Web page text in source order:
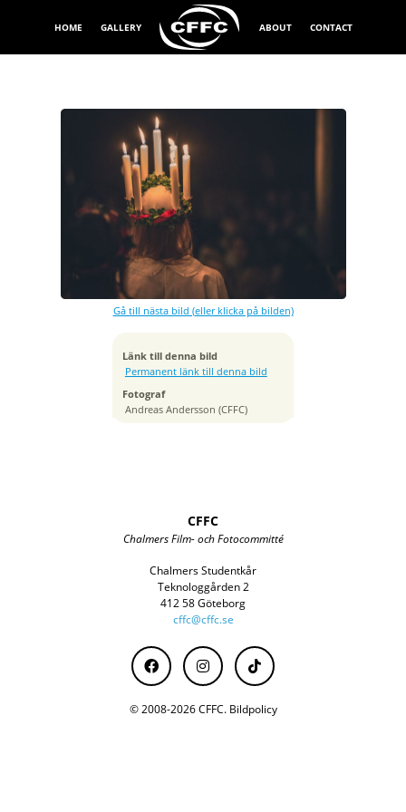
HOME GALLERY ABOUT CONTACT
Gå till nästa bild (eller klicka på bilden)
Länk till denna bild
Permanent länk till denna bild
Fotograf
Andreas Andersson (CFFC)
Exponeringstid
1/60 sek
Bländare
f/2.8
Kamera
Canon EOS 5D Mark III
Tagen
ISO
6400
Brännvidd
200 mm
CFFC
Chalmers Film- och Fotocommitté
Chalmers Studentkår
Teknologgården 2
412 58 Göteborg
cffc@cffc.se
© 2008-2026 CFFC. Bildpolicy